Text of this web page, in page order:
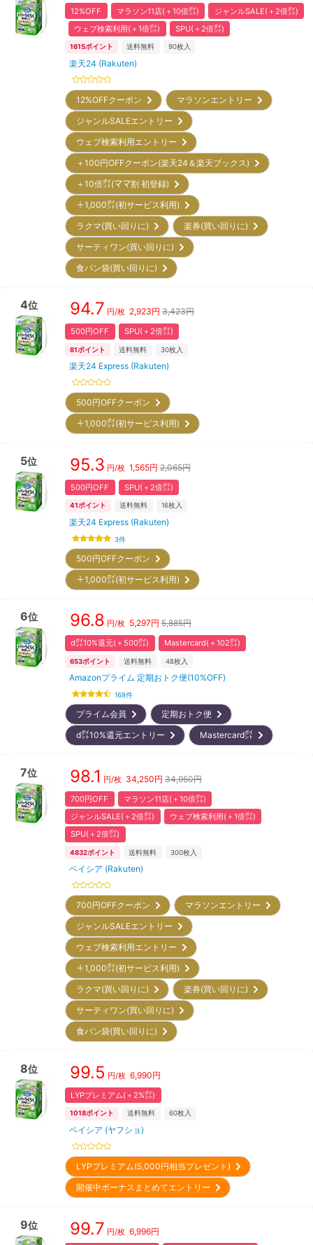
12%OFF マラソン11店(＋10倍㌽)
ジャンルSALE(＋2倍㌽)
ウェブ検索利用(＋1倍㌽)
SPU(＋2倍㌽)
1615ポイント 送料無料 90枚入
楽天24 (Rakuten)
12%OFFクーポン
マラソンエントリー
ジャンルSALEエントリー
ウェブ検索利用エントリー
＋100円OFFクーポン(楽天24＆楽天ブックス)
＋10倍㌽(ママ割 初登録)
＋1,000㌽(初サービス利用)
ラクマ(買い回りに)
楽券(買い回りに)
サーティワン(買い回りに)
食パン袋(買い回りに)
4位 94.7 円/枚 2,923円 3,423円
500円OFF SPU(＋2倍㌽)
81ポイント 送料無料 30枚入
楽天24 Express (Rakuten)
500円OFFクーポン
＋1,000㌽(初サービス利用)
5位 95.3 円/枚 1,565円 2,065円
500円OFF SPU(＋2倍㌽)
41ポイント 送料無料 16枚入
楽天24 Express (Rakuten)
3件
500円OFFクーポン
＋1,000㌽(初サービス利用)
6位 96.8 円/枚 5,297円 5,885円
d㌽10%還元(＋500㌽) Mastercard(＋102㌽)
653ポイント 送料無料 48枚入
Amazonプライム 定期おトク便(10%OFF)
168件
プライム会員
定期おトク便
d㌽10%還元エントリー
Mastercard㌽
7位 98.1 円/枚 34,250円 34,950円
700円OFF
マラソン11店(＋10倍㌽)
ジャンルSALE(＋2倍㌽)
ウェブ検索利用(＋1倍㌽)
SPU(＋2倍㌽)
4832ポイント 送料無料 300枚入
ベイシア (Rakuten)
700円OFFクーポン
マラソンエントリー
ジャンルSALEエントリー
ウェブ検索利用エントリー
＋1,000㌽(初サービス利用)
ラクマ(買い回りに)
楽券(買い回りに)
サーティワン(買い回りに)
食パン袋(買い回りに)
8位 99.5 円/枚 6,990円
LYPプレミアム(＋2%㌽)
1018ポイント 送料無料 60枚入
ベイシア (ヤフショ)
LYPプレミアム(5,000円相当プレゼント)
開催中ボーナスまとめてエントリー
9位 99.7 円/枚 6,996円